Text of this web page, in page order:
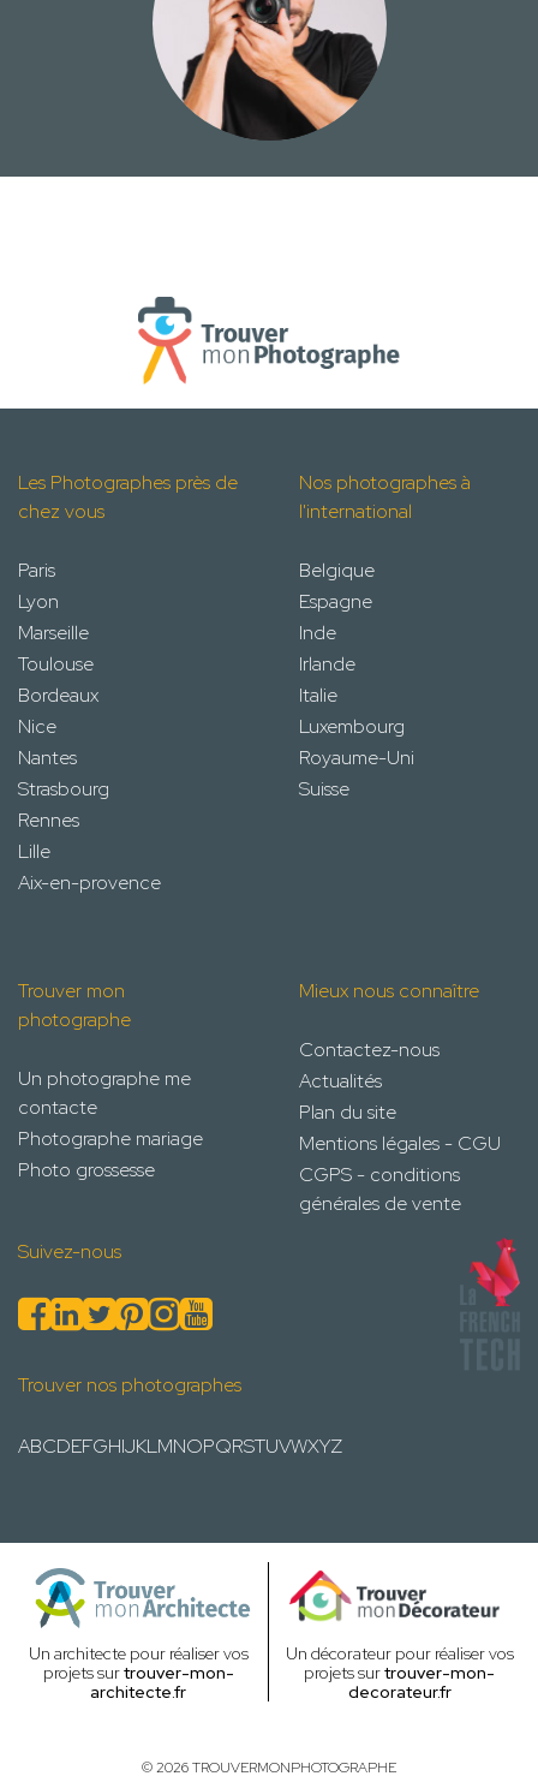
Les Photographes près de
chez vous
Paris
Lyon
Marseille
Toulouse
Bordeaux
Nice
Nantes
Strasbourg
Rennes
Lille
Aix-en-provence
Nos photographes à
l'international
Belgique
Espagne
Inde
Irlande
Italie
Luxembourg
Royaume-Uni
Suisse
Trouver mon
photographe
Un photographe me
contacte
Photographe mariage
Photo grossesse
Mieux nous connaître
Contactez-nous
Actualités
Plan du site
Mentions légales - CGU
CGPS - conditions
générales de vente
Suivez-nous
Trouver nos photographes
ABCDEFGHIJKLMNOPQRSTUVWXYZ
Un architecte pour réaliser vos
projets surtrouver-mon-
architecte.fr
Un décorateur pour réaliser vos
projets surtrouver-mon-
decorateur.fr
© 2026 TROUVERMONPHOTOGRAPHE